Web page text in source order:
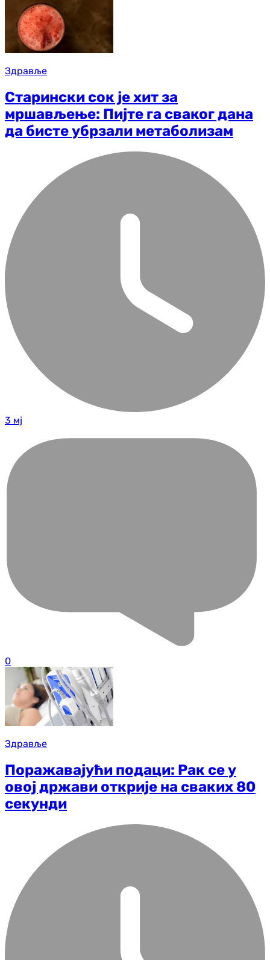
Здравље
Старински сок је хит за
мршављење: Пијте га сваког дана
да бисте убрзали метаболизам
3 мј
0
Здравље
Поражавајући подаци: Рак се у
овој држави открије на сваких 80
секунди